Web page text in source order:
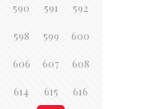
590 591 592
598 599 600
606 607 608
614 615 616